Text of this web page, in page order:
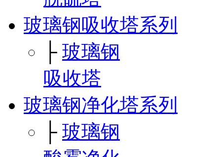
玻璃钢吸收塔系列
├ 玻璃钢
吸收塔
玻璃钢净化塔系列
├ 玻璃钢